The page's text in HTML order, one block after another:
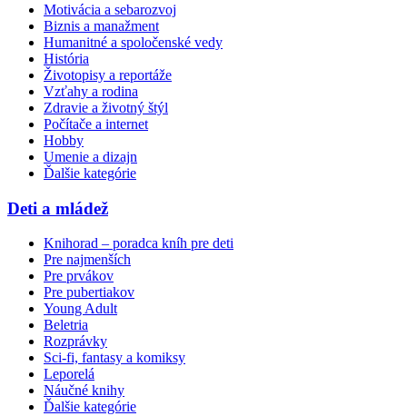
Motivácia a sebarozvoj
Biznis a manažment
Humanitné a spoločenské vedy
História
Životopisy a reportáže
Vzťahy a rodina
Zdravie a životný štýl
Počítače a internet
Hobby
Umenie a dizajn
Ďalšie kategórie
Deti a mládež
Knihorad – poradca kníh pre deti
Pre najmenších
Pre prvákov
Pre pubertiakov
Young Adult
Beletria
Rozprávky
Sci-fi, fantasy a komiksy
Leporelá
Náučné knihy
Ďalšie kategórie